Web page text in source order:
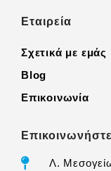
Εταιρεία
Σχετικά με εμάς
Blog
Επικοινωνία
Επικοινωνήστε
Λ.